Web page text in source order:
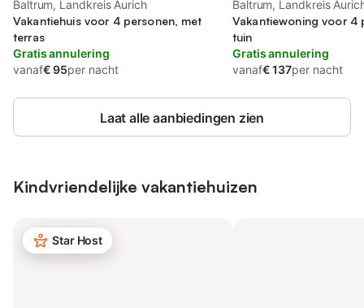
Baltrum, Landkreis Aurich
Vakantiehuis voor 4 personen, met
terras
Gratis annulering
vanaf€ 95per nacht
Baltrum, Landkreis
Vakantiewoning voor 4
tuin
Gratis annulering
vanaf€ 137per nacht
Laat alle aanbiedingen zien
Kindvriendelijke vakantiehuizen
Star Host